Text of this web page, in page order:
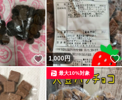
いいね！
1,000円
最大10%対象